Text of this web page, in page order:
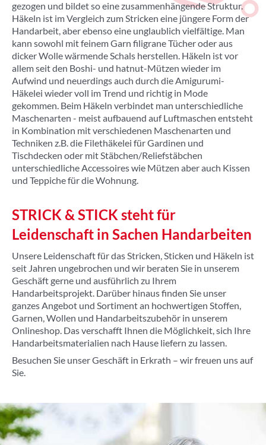
gezogen und bildet so eine zusammenhängende Struktur.
Häkeln ist im Vergleich zum Stricken eine jüngere Form der
Handarbeit, aber ebenso eine unglaublich vielfältige. Man
kann sowohl mit feinem Garn filigrane Tücher oder aus
dicker Wolle wärmende Schals herstellen. Häkeln ist vor
allem seit den Boshi- und hatnut-Mützen wieder im
Aufwind und neuerdings auch durch die Amigurumi-
Häkelei wieder voll im Trend und richtig in Mode
gekommen. Beim Häkeln verbindet man unterschiedliche
Maschenarten - meist aufbauend auf Luftmaschen entsteht
in Kombination mit verschiedenen Maschenarten und
Techniken z.B. die Filethäkelei für Gardinen und
Tischdecken oder mit Stäbchen/Reliefstäbchen
unterschiedliche Accessoires wie Mützen aber auch Kissen
und Teppiche für die Wohnung.
STRICK & STICK steht für
Leidenschaft in Sachen Handarbeiten
Unsere Leidenschaft für das Stricken, Sticken und Häkeln ist
seit Jahren ungebrochen und wir beraten Sie in unserem
Geschäft gerne und ausführlich zu Ihrem
Handarbeitsprojekt. Darüber hinaus finden Sie unser
ganzes Angebot und Sortiment an hochwertigen Stoffen,
Garnen, Wollen und Handarbeitszubehör in unserem
Onlineshop. Das verschafft Ihnen die Möglichkeit, sich Ihre
Handarbeitsmaterialien nach Hause liefern zu lassen.
Besuchen Sie unser Geschäft in Erkrath – wir freuen uns auf
Sie.